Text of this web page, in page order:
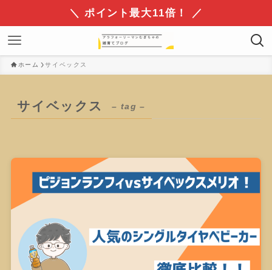
＼ ポイント最大11倍！ ／
ホーム サイベックス
サイベックス – tag –